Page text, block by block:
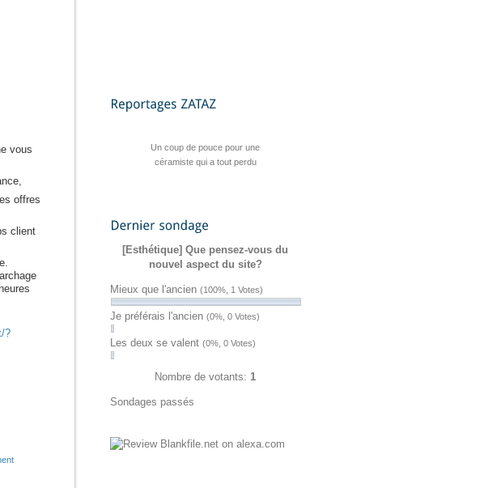
vous
offres
client
?
Une cyberattaque vise plus de 30
réseaux d’eau
L’UE valide une initiative contre
l’identité numérique
Sanction de 23andMe après une fuite
de données
Un coup de pouce pour une
céramiste qui a tout perdu
Cyber’Smile : la playlist d’été de
ZATAZ est de sortie
Cyber actualités ZATAZ de la
semaine du 27 juillet au 2 août 2026
Un pirate revendique un accès au
CRM d’ENI
Hacktivisme : une fuite
Control ressort du darkweb !
Quatre jeux cyber pour stimuler vos
vacances
Planity visée par une vente
présumée de données piratées
[Esthétique] Que pensez-vous du
nouvel aspect du site?
Mieux que l'ancien (100%, 1 Votes)
Je préférais l'ancien (0%, 0 Votes)
Les deux se valent (0%, 0 Votes)
Nombre de votants: 1
Sondages passés